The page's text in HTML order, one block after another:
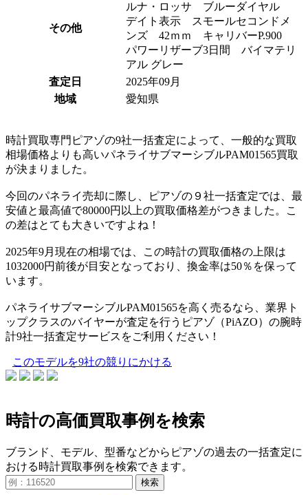
その他
ルナ・ロッサ ブルーダイヤル
デイト表示 スモールセコンドメ
ンズ 42ｍｍ キャリバーP.900
パワーリザーブ3日間 バイマテリ
アル グレー
査定日
2025年09月
地域
愛知県
時計買取専門ピアゾの9社一括査定によって、一般的な買取
相場価格よりも高いパネライサブマーシブルPAM01565買取
が決まりました。
今回のパネライ売却に際し、ピアゾの９社一括査定では、最
安値と最高値で80000円以上の買取価格差がつきました。こ
の差はとても大きいですよね！
2025年9月現在の相場では、この時計の買取価格の上限は
1032000円前後が目安となっており、換金率は50％を保って
います。
パネライサブマーシブルPAM01565を高く売るなら、業界ト
ップクラスのバイヤーが査定を行うピアゾ（PiAZO）の腕時
計9社一括査定サービスをご利用ください！
このモデルを9社の競りにかける
時計の高価買取事例を検索
ブランド、モデル、型番などからピアゾの過去の一括査定に
おける時計買取事例を検索できます。
検索